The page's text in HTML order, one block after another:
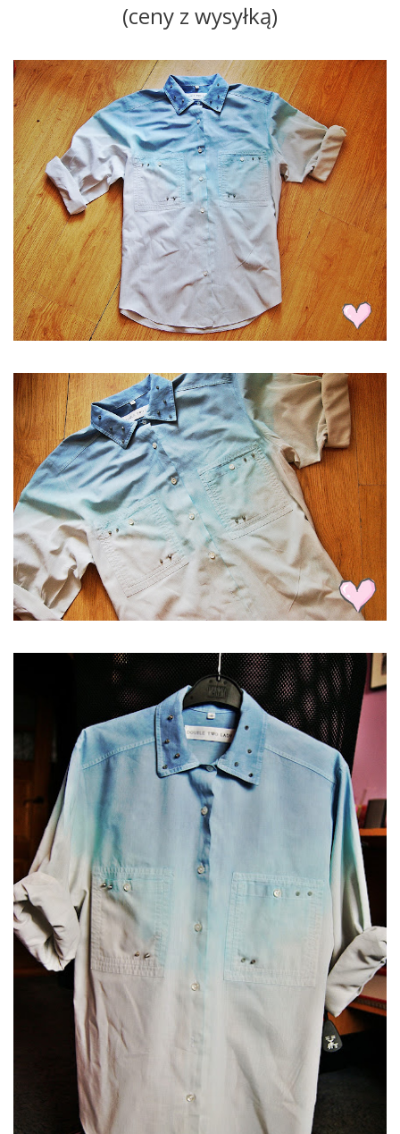
(ceny z wysyłką)